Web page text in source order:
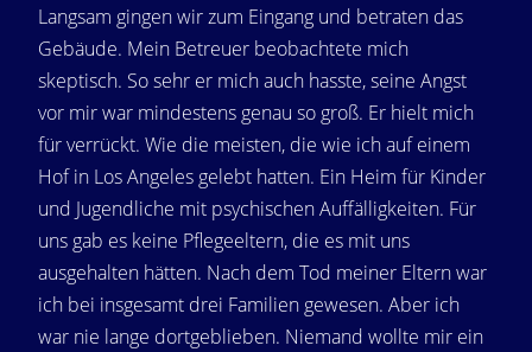
Langsam gingen wir zum Eingang und betraten das
Gebäude. Mein Betreuer beobachtete mich
skeptisch. So sehr er mich auch hasste, seine Angst
vor mir war mindestens genau so groß. Er hielt mich
für verrückt. Wie die meisten, die wie ich auf einem
Hof in Los Angeles gelebt hatten. Ein Heim für Kinder
und Jugendliche mit psychischen Auffälligkeiten. Für
uns gab es keine Pflegeeltern, die es mit uns
ausgehalten hätten. Nach dem Tod meiner Eltern war
ich bei insgesamt drei Familien gewesen. Aber ich
war nie lange dortgeblieben. Niemand wollte mir ein